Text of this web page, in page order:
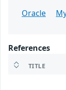
Oracle
References
TITLE